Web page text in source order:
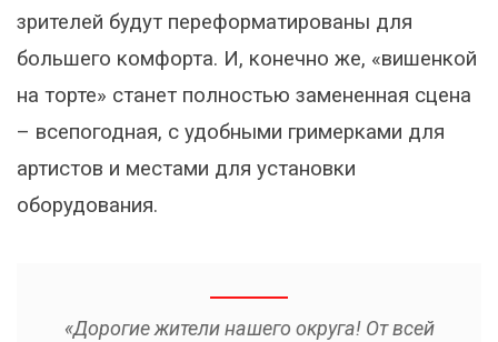
зрителей будут переформатированы для
большего комфорта. И, конечно же, «вишенкой
на торте» станет полностью замененная сцена
– всепогодная, с удобными гримерками для
артистов и местами для установки
оборудования.
«Дорогие жители нашего округа! От всей